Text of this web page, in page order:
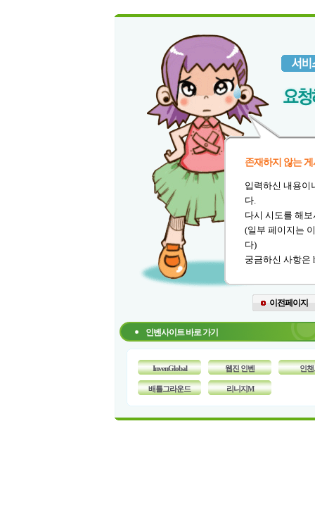
존재하지 않는
입력하신 내용이
다.
다시 시도를 해
(일부 페이지는
다)
궁금하신 사항은
인벤사이트 바로 가기
InvenGlobal 웹진 인벤 인챈
배틀그라운드 리니지M